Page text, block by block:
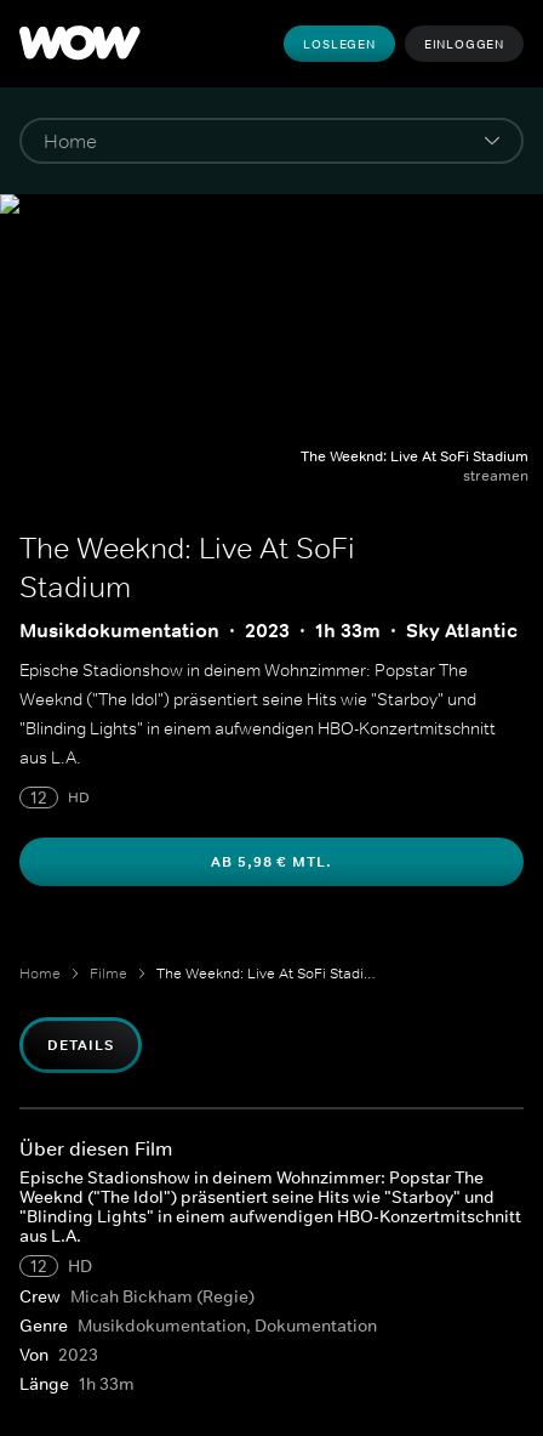
LOSLEGEN EINLOGGEN
The Weeknd: Live At SoFi Stadium
streamen
The Weeknd: Live At SoFi
Stadium
Musikdokumentation 2023 1h 33m Sky Atlantic
Epische Stadionshow in deinem Wohnzimmer: Popstar The
Weeknd ("The Idol") präsentiert seine Hits wie "Starboy" und
"Blinding Lights" in einem aufwendigen HBO-Konzertmitschnitt
aus L.A.
12
HD
AB 5,98 € MTL.
Home Filme The Weeknd: Live At SoFi Stadium
DETAILS
Über diesen Film
Epische Stadionshow in deinem Wohnzimmer: Popstar The
Weeknd ("The Idol") präsentiert seine Hits wie "Starboy" und
"Blinding Lights" in einem aufwendigen HBO-Konzertmitschnitt
aus L.A.
12
HD
Crew Micah Bickham (Regie)
Genre Musikdokumentation, Dokumentation
Von 2023
Länge 1h 33m